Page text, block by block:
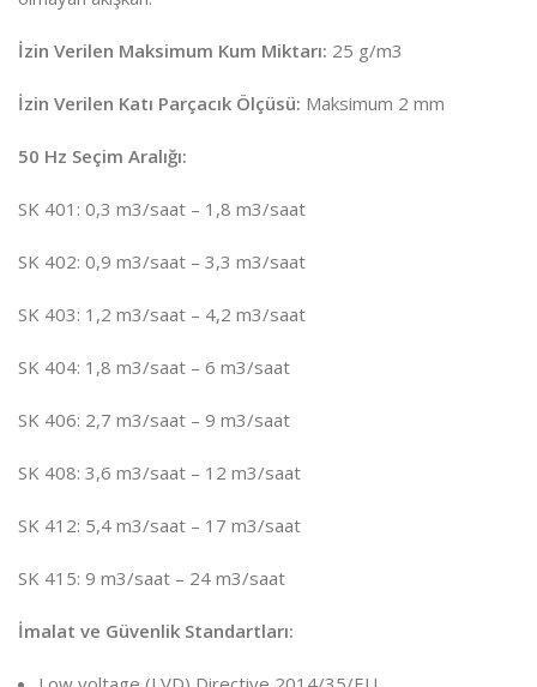
İzin Verilen Maksimum Kum Miktarı: 25 g/m3
İzin Verilen Katı Parçacık Ölçüsü: Maksimum 2 mm
50 Hz Seçim Aralığı:
SK 401: 0,3 m3/saat – 1,8 m3/saat
SK 402: 0,9 m3/saat – 3,3 m3/saat
SK 403: 1,2 m3/saat – 4,2 m3/saat
SK 404: 1,8 m3/saat – 6 m3/saat
SK 406: 2,7 m3/saat – 9 m3/saat
SK 408: 3,6 m3/saat – 12 m3/saat
SK 412: 5,4 m3/saat – 17 m3/saat
SK 415: 9 m3/saat – 24 m3/saat
İmalat ve Güvenlik Standartları: